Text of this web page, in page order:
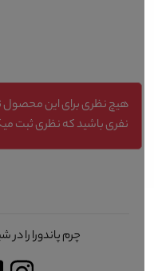
هیچ نظری برای این محصول
نفری باشید که نظری ثبت
چرم پاندورا را